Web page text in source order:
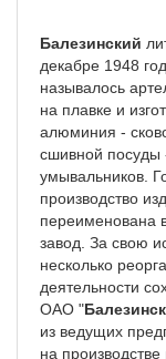
Балезинский
декабре 1948
называлось
на плавке и
алюминия -
сшивной посуды
умывальников.
производство
переименована
завод. За свою
несколько
деятельности
ОАО "
из ведущих
на